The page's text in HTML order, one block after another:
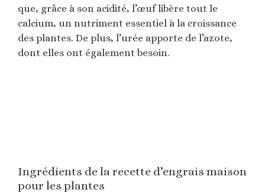
que, grâce à son acidité, l’œuf libère tout le
calcium, un nutriment essentiel à la croissance
des plantes. De plus, l’urée apporte de l’azote,
dont elles ont également besoin.
Ingrédients de la recette d’engrais maison
pour les plantes